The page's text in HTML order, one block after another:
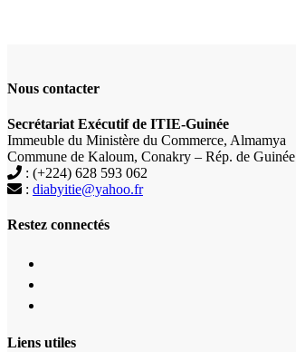
Nous contacter
Secrétariat Exécutif de ITIE-Guinée
Immeuble du Ministère du Commerce, Almamya
Commune de Kaloum, Conakry – Rép. de Guinée
: (+224) 628 593 062
: diabyitie@yahoo.fr
Restez connectés
Liens utiles